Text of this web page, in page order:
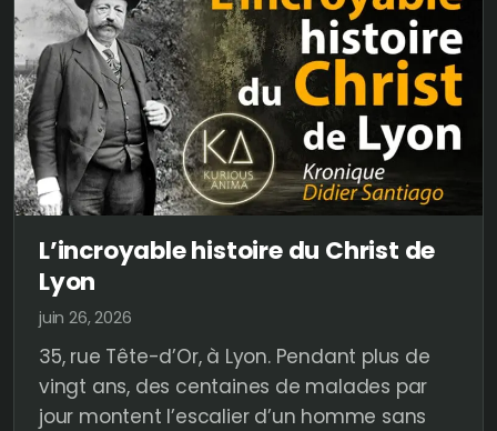
L’incroyable histoire du Christ de
Lyon
juin 26, 2026
35, rue Tête-d’Or, à Lyon. Pendant plus de
vingt ans, des centaines de malades par
jour montent l’escalier d’un homme sans